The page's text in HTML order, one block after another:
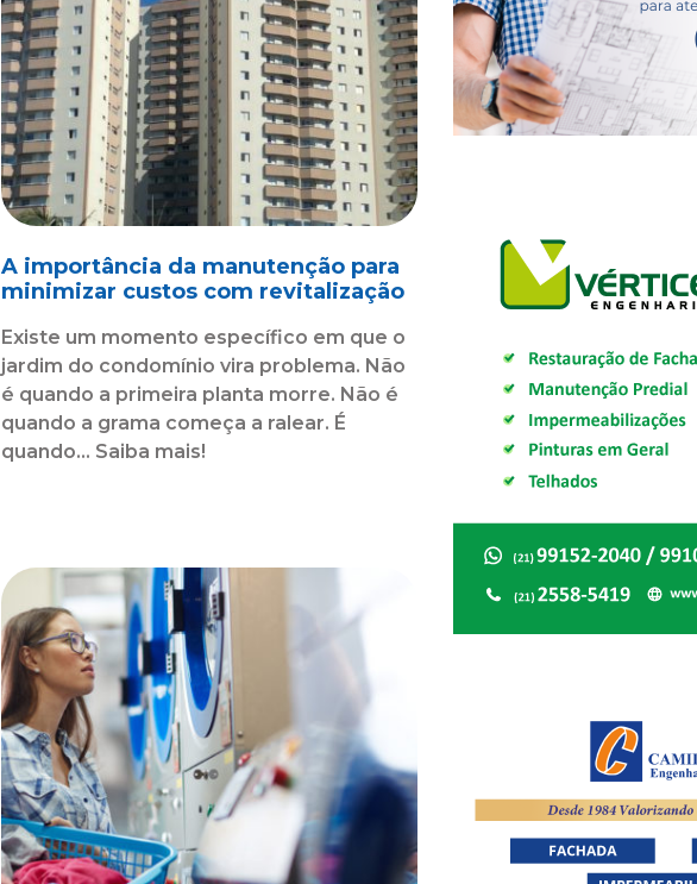
A importância da manutenção para
minimizar custos com revitalização
Existe um momento específico em que o
jardim do condomínio vira problema. Não
é quando a primeira planta morre. Não é
quando a grama começa a ralear. É
quando... Saiba mais!